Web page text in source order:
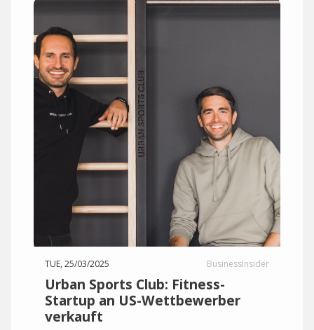
TUE, 25/03/2025 BusinessInsider
Urban Sports Club: Fitness-
Startup an US-Wettbewerber
verkauft